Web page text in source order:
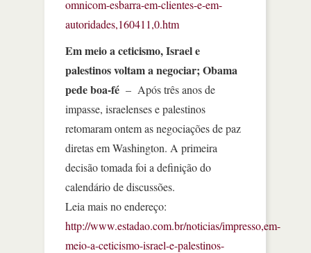
omnicom-esbarra-em-clientes-e-em-
autoridades,160411,0.htm
Em meio a ceticismo, Israel e
palestinos voltam a negociar; Obama
pede boa-fé – Após três anos de
impasse, israelenses e palestinos
retomaram ontem as negociações de paz
diretas em Washington. A primeira
decisão tomada foi a definição do
calendário de discussões.
Leia mais no endereço:
http://www.estadao.com.br/noticias/impresso,em-
meio-a-ceticismo-israel-e-palestinos-